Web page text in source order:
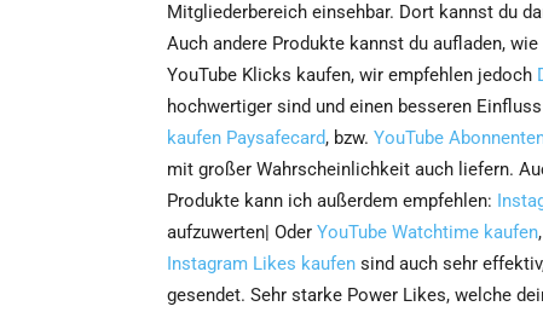
Mitgliederbereich einsehbar. Dort kannst du
Auch andere Produkte kannst du aufladen,
YouTube Klicks kaufen, wir empfehlen jedoch
hochwertiger sind und einen besseren
kaufen Paysafecard, bzw. YouTube
mit großer Wahrscheinlichkeit auch liefern.
Produkte kann ich außerdem empfehlen:
aufzuwerten| Oder YouTube Watchtime kaufen
Instagram Likes kaufen sind auch sehr
gesendet. Sehr starke Power Likes, welche